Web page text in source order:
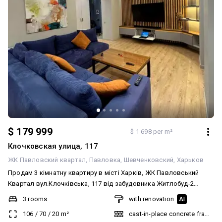
$ 179 999 $ 1 698 per m²
Клочковская улица, 117
ЖК Павловский квартал Павловка Шевченковский Харьков
Продам 3 кімнатну квартиру в місті Харків, ЖК Павловський
Квартал вул.Клочківська, 117 від забудовника Житлобуд-2
Важливо! Розглянемо продаж за Сертифікатом. Зручне
розташування, поряд вся інфраструктура. Квартира
знаходиться на 11-му поверсі 21-го поверхового будинку.
3 rooms
106 /70 /20 m²
with renovation AI
cast-in-place concrete frame